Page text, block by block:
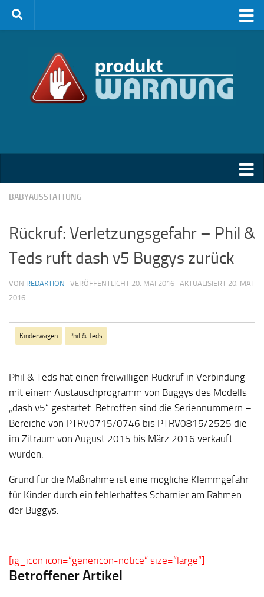
Zum Inhalt springen
BABYAUSSTATTUNG
Rückruf: Verletzungsgefahr – Phil &
Teds ruft dash v5 Buggys zurück
VON REDAKTION · VERÖFFENTLICHT 20. MAI 2016 · AKTUALISIERT 20. MAI
2016
Kinderwagen Phil & Teds
Phil & Teds hat einen freiwilligen Rückruf in Verbindung
mit einem Austauschprogramm von Buggys des Modells
„dash v5“ gestartet. Betroffen sind die Seriennummern –
Bereiche von PTRV0715/0746 bis PTRV0815/2525 die
im Zitraum von August 2015 bis März 2016 verkauft
wurden.
Grund für die Maßnahme ist eine mögliche Klemmgefahr
für Kinder durch ein fehlerhaftes Scharnier am Rahmen
der Buggys.
[ig_icon icon=“genericon-notice“ size=“large“]
Betroffener Artikel